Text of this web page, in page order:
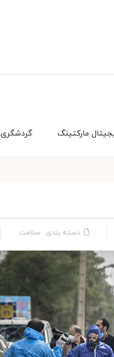
گردشگری مارکتینگ
دسته بندی : سلامت